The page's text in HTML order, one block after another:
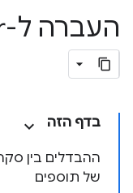
העברה ל-Service Worker
בדף הזה
של תוספים